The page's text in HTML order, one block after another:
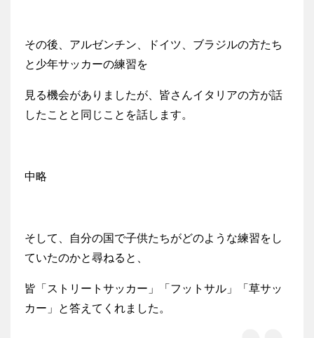
その後、アルゼンチン、ドイツ、ブラジルの方たち
と少年サッカーの練習を
見る機会がありましたが、皆さんイタリアの方が話
したことと同じことを話します。
中略
そして、自分の国で子供たちがどのような練習をし
ていたのかと尋ねると、
皆「ストリートサッカー」「フットサル」「草サッ
カー」と答えてくれました。